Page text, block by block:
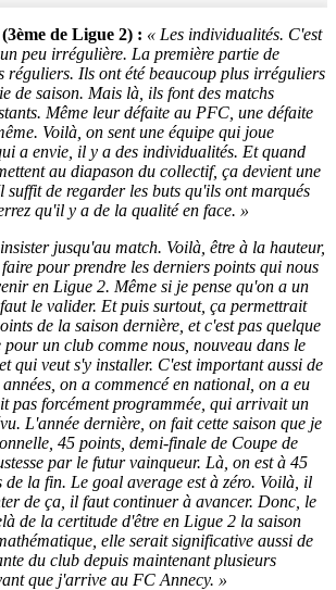
de Ligue 2) : « Les individualités. C'est
peu irrégulière. La première partie de
réguliers. Ils ont été beaucoup plus irréguliers
de saison. Mais là, ils font des matchs
Même leur défaite au PFC, une défaite
Voilà, on sent une équipe qui joue
a envie, il y a des individualités. Et quand
au diapason du collectif, ça devient une
suffit de regarder les buts qu'ils ont marqués
qu'il y a de la qualité en face. »
jusqu'au match. Voilà, être à la hauteur,
pour prendre les derniers points qui nous
en Ligue 2. Même si je pense qu'on a un
le valider. Et puis surtout, ça permettrait
de la saison dernière, et c'est pas quelque
pour un club comme nous, nouveau dans le
qui veut s'y installer. C'est important aussi de
on a commencé en national, on a eu
pas forcément programmée, qui arrivait un
L'année dernière, on fait cette saison que je
45 points, demi-finale de Coupe de
par le futur vainqueur. Là, on est à 45
de la fin. Le goal average est à zéro. Voilà, il
de ça, il faut continuer à avancer. Donc, le
de la certitude d'être en Ligue 2 la saison
elle serait significative aussi de
du club depuis maintenant plusieurs
que j'arrive au FC Annecy. »